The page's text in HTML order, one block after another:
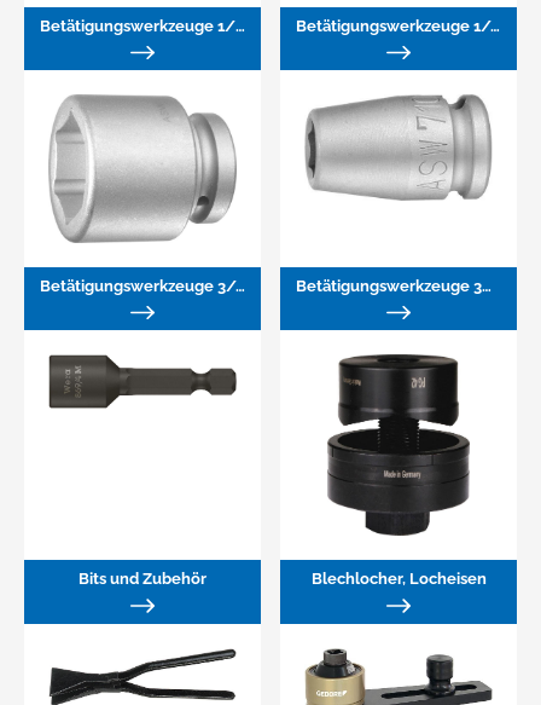
Betätigungswerkzeuge 1/2" Betätigungswerkzeuge 1/4"
Betätigungswerkzeuge 3/4" Betätigungswerkzeuge 3/8"
Bits und Zubehör Blechlocher, Locheisen